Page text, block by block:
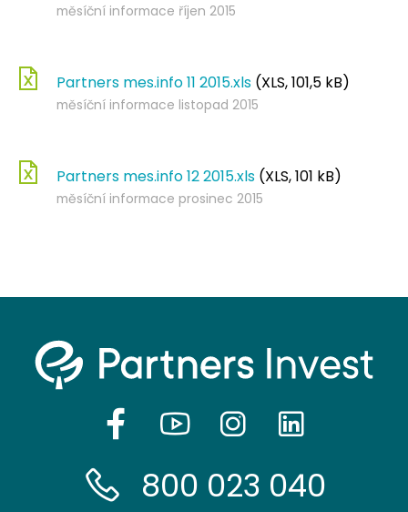
měsíční informace říjen 2015
Partners mes.info 11 2015.xls (XLS, 101,5 kB)
měsíční informace listopad 2015
Partners mes.info 12 2015.xls (XLS, 101 kB)
měsíční informace prosinec 2015
800 023 040